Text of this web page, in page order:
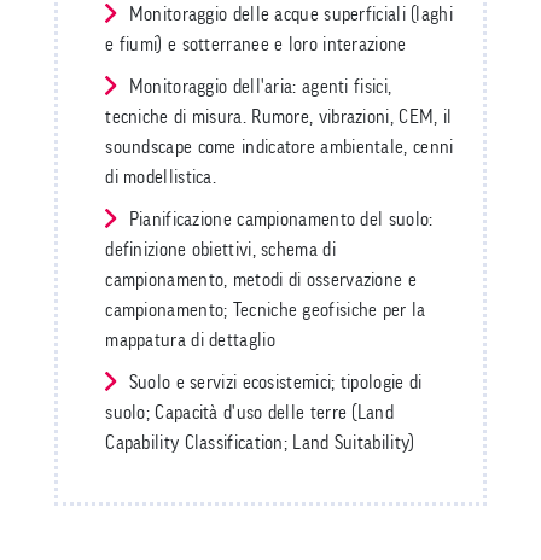
Monitoraggio delle acque superficiali (laghi
e fiumi) e sotterranee e loro interazione
Monitoraggio dell'aria: agenti fisici,
tecniche di misura. Rumore, vibrazioni, CEM, il
soundscape come indicatore ambientale, cenni
di modellistica.
Pianificazione campionamento del suolo:
definizione obiettivi, schema di
campionamento, metodi di osservazione e
campionamento; Tecniche geofisiche per la
mappatura di dettaglio
Suolo e servizi ecosistemici; tipologie di
suolo; Capacità d'uso delle terre (Land
Capability Classification; Land Suitability)